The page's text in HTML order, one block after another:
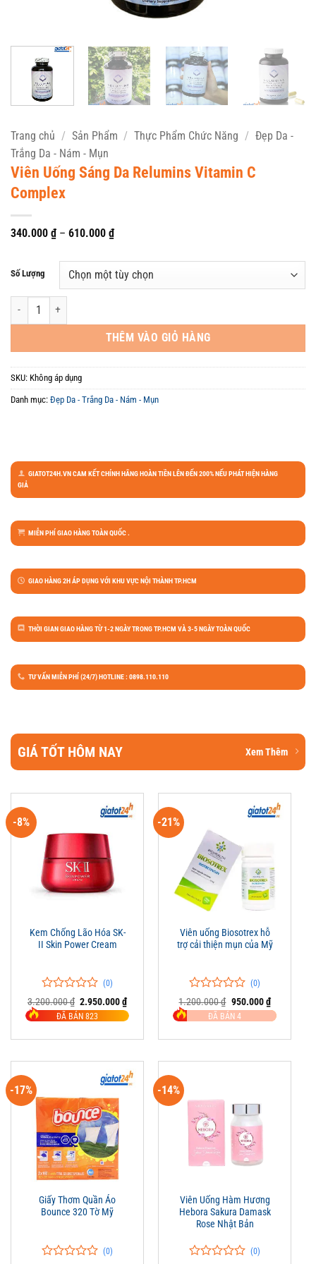
Trang chủ / Sản Phẩm / Thực Phẩm Chức Năng / Đẹp Da -
Trắng Da - Nám - Mụn
Viên Uống Sáng Da Relumins Vitamin C
Complex
340.000 ₫ – 610.000 ₫Khoảng
giá:
340.000 ₫
đến
610.000 ₫
Số Lượng
Viên Uống Sáng Da Relumins Vitamin C Complex số lượng
THÊM VÀO GIỎ HÀNG
SKU: Không áp dụng
Danh mục: Đẹp Da - Trắng Da - Nám - Mụn
GIATOT24H.VN CAM KẾT CHÍNH HÃNG HOÀN TIỀN LÊN ĐẾN 200% NẾU PHÁT HIỆN HÀNG
GIẢ
MIỄN PHÍ GIAO HÀNG TOÀN QUỐC .
GIAO HÀNG 2H ÁP DỤNG VỚI KHU VỰC NỘI THÀNH TP.HCM
THỜI GIAN GIAO HÀNG TỪ 1-2 NGÀY TRONG TP.HCM VÀ 3-5 NGÀY TOÀN QUỐC
TƯ VẤN MIỄN PHÍ (24/7) HOTLINE : 0898.110.110
GIÁ TỐT HÔM NAY Xem Thêm
-8%
Kem Chống Lão Hóa SK-
II Skin Power Cream
0
trên
5
0
(0)
3.200.000₫ Giá
gốc
là:
2.950.000₫Giá
hiện
tại
2.950.000 ₫.
ĐÃ BÁN 823
-21%
Viên uống Biosotrex hỗ
trợ cải thiện mụn của Mỹ
0
trên
5
0
(0)
1.200.000₫ Giá
gốc
là:
950.000₫Giá
hiện
tại
950.000 ₫.
ĐÃ BÁN 4
-17%
Giấy Thơm Quần Áo
Bounce 320 Tờ Mỹ
(0)
-14%
Viên Uống Hàm Hương
Hebora Sakura Damask
Rose Nhật Bản
(0)